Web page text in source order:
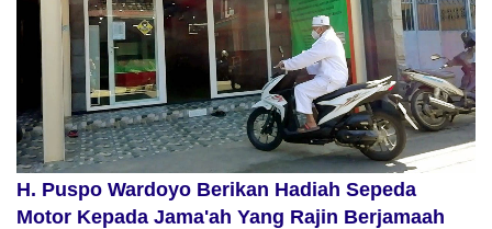
H. Puspo Wardoyo Berikan Hadiah Sepeda
Motor Kepada Jama'ah Yang Rajin Berjamaah